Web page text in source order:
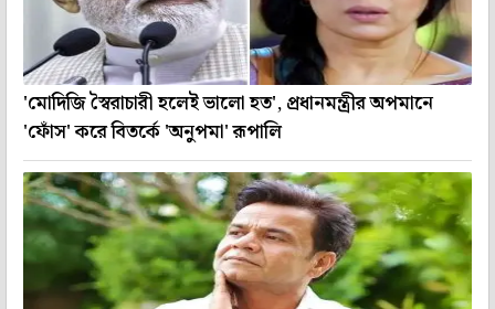
'মোদিজি স্বৈরাচারী হলেই ভালো হত', প্রধানমন্ত্রীর অপমানে
'ফোঁস' করে বিতর্কে 'অনুপমা' রূপালি